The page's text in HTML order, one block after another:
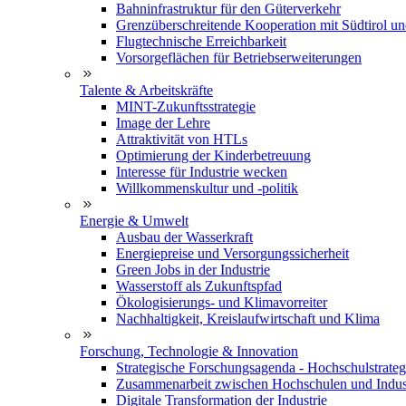
Bahninfrastruktur für den Güterverkehr
Grenzüberschreitende Kooperation mit Südtirol
Flugtechnische Erreichbarkeit
Vorsorgeflächen für Betriebserweiterungen
Talente & Arbeitskräfte
MINT-Zukunftsstrategie
Image der Lehre
Attraktivität von HTLs
Optimierung der Kinderbetreuung
Interesse für Industrie wecken
Willkommenskultur und -politik
Energie & Umwelt
Ausbau der Wasserkraft
Energiepreise und Versorgungssicherheit
Green Jobs in der Industrie
Wasserstoff als Zukunftspfad
Ökologisierungs- und Klimavorreiter
Nachhaltigkeit, Kreislaufwirtschaft und Klima
Forschung, Technologie & Innovation
Strategische Forschungsagenda -
Zusammenarbeit zwischen Hochschulen und
Digitale Transformation der Industrie